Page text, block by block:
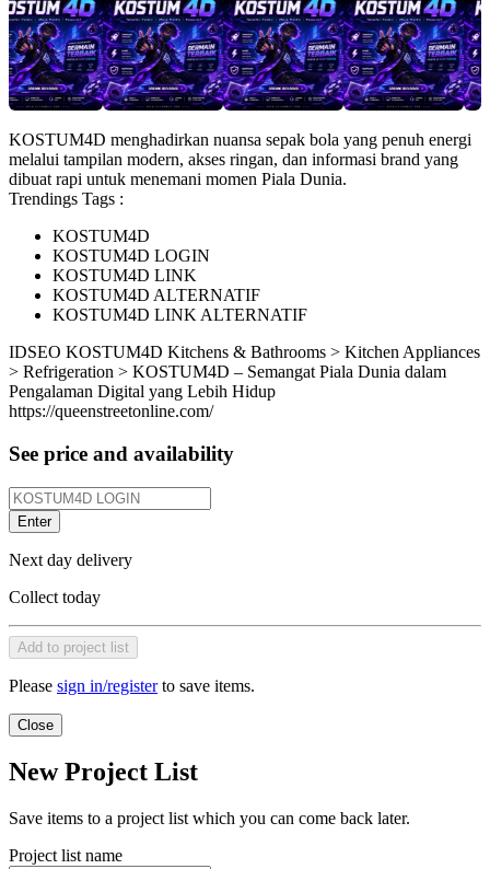
KOSTUM4D menghadirkan nuansa sepak bola yang penuh energi
melalui tampilan modern, akses ringan, dan informasi brand yang
dibuat rapi untuk menemani momen Piala Dunia.
Trendings Tags :
KOSTUM4D
KOSTUM4D LOGIN
KOSTUM4D LINK
KOSTUM4D ALTERNATIF
KOSTUM4D LINK ALTERNATIF
IDSEO KOSTUM4D Kitchens & Bathrooms > Kitchen Appliances
> Refrigeration > KOSTUM4D – Semangat Piala Dunia dalam
Pengalaman Digital yang Lebih Hidup
https://queenstreetonline.com/
See price and availability
Enter
Next day delivery
Collect today
Add to project list
Please sign in/registerto save items.
Close
New Project List
Save items to a project list which you can come back later.
Project list name